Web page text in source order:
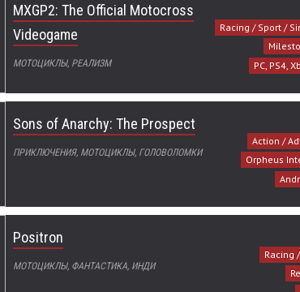
MXGP2: The Official Motocross
Videogame
МОТОЦИКЛЫ, РЕАЛИЗМ
Racing / Sport /
PC, PS4,
Sons of Anarchy: The Prospect
ПРИКЛЮЧЕНИЯ, МОТОЦИКЛЫ, ГОЛОВОЛОМКИ
Action /
Orpheus
Positron
МОТОЦИКЛЫ, ФАНТАСТИКА, ИНДИ
Racing